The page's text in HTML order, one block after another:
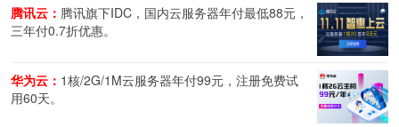
腾讯云： 腾讯旗下IDC，国内云服务器年付最低88元，
三年付0.7折优惠。
华为云： 1核/2G/1M云服务器年付99元，注册免费试
用60天。